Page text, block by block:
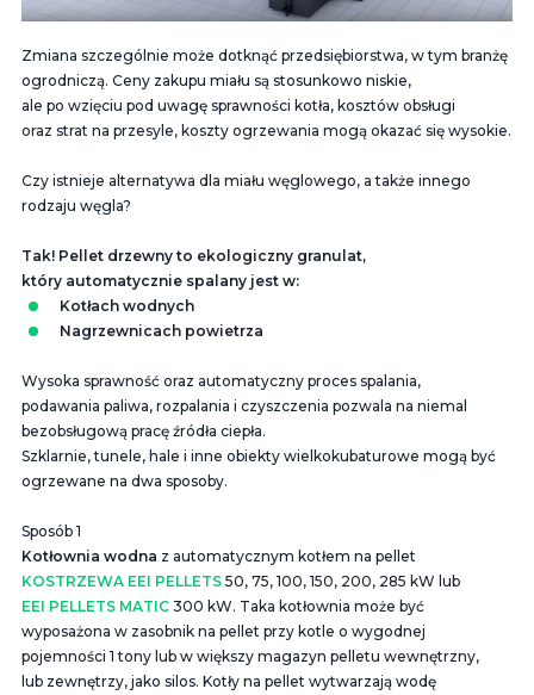
Zmiana szczególnie może dotknąć przedsiębiorstwa, w tym branżę
ogrodniczą. Ceny zakupu miału są stosunkowo niskie,
ale po wzięciu pod uwagę sprawności kotła, kosztów obsługi
oraz strat na przesyle, koszty ogrzewania mogą okazać się wysokie.
Czy istnieje alternatywa dla miału węglowego, a także innego
rodzaju węgla?
Tak! Pellet drzewny to ekologiczny granulat,
który automatycznie spalany jest w:
Kotłach wodnych
Nagrzewnicach powietrza
Wysoka sprawność oraz automatyczny proces spalania,
podawania paliwa, rozpalania i czyszczenia pozwala na niemal
bezobsługową pracę źródła ciepła.
Szklarnie, tunele, hale i inne obiekty wielkokubaturowe mogą być
ogrzewane na dwa sposoby.
Sposób 1
Kotłownia wodna z automatycznym kotłem na pellet
KOSTRZEWA EEI PELLETS 50, 75, 100, 150, 200, 285 kW lub
EEI PELLETS MATIC 300 kW. Taka kotłownia może być
wyposażona w zasobnik na pellet przy kotle o wygodnej
pojemności 1 tony lub w większy magazyn pelletu wewnętrzny,
lub zewnętrzy, jako silos. Kotły na pellet wytwarzają wodę